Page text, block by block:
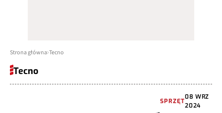
Strona główna Tecno
Tecno
SPRZĘT
08 WRZ
2024